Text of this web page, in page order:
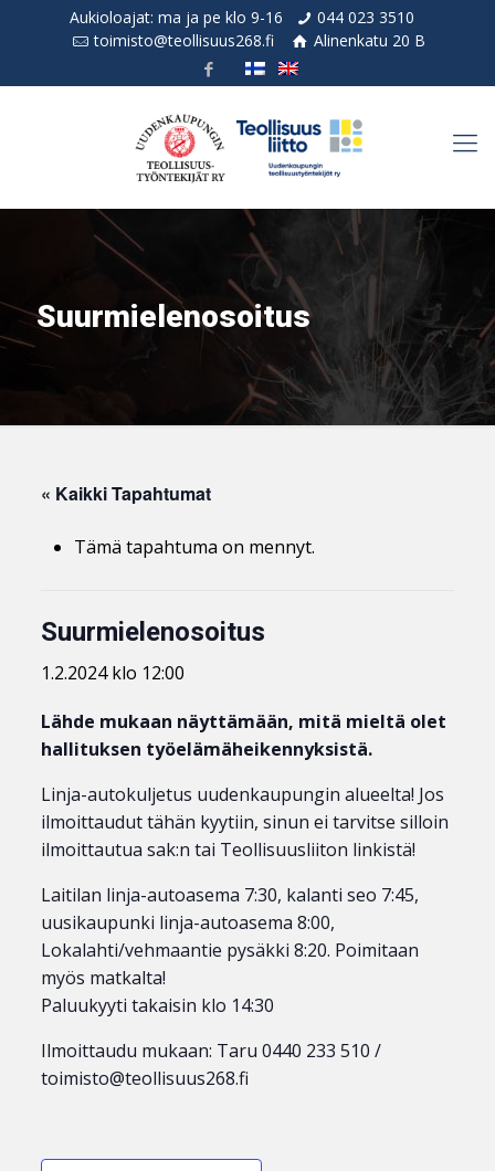
Aukioloajat: ma ja pe klo 9-16
044 023 3510
toimisto@teollisuus268.fi
Alinenkatu 20 B
Suurmielenosoitus
« Kaikki Tapahtumat
Tämä tapahtuma on mennyt.
Suurmielenosoitus
1.2.2024 klo 12:00
Lähde mukaan näyttämään, mitä mieltä olet
hallituksen työelämäheikennyksistä.
Linja-autokuljetus uudenkaupungin alueelta! Jos
ilmoittaudut tähän kyytiin, sinun ei tarvitse silloin
ilmoittautua sak:n tai Teollisuusliiton linkistä!
Laitilan linja-autoasema 7:30, kalanti seo 7:45,
uusikaupunki linja-autoasema 8:00,
Lokalahti/vehmaantie pysäkki 8:20. Poimitaan
myös matkalta!
Paluukyyti takaisin klo 14:30
Ilmoittaudu mukaan: Taru 0440 233 510 /
toimisto@teollisuus268.fi